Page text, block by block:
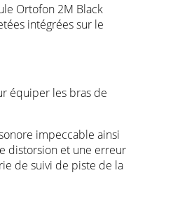
Ortofon 2M Black
intégrées sur le
équiper les bras de
impeccable ainsi
distorsion et une erreur
de suivi de piste de la